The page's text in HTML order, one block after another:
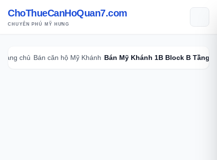
ChoThueCanHoQuan7.com
CHUYÊN PHÚ MỸ HƯNG
Trang chủ Bán căn hộ Mỹ Khánh Bán Mỹ Khánh 1B Block B Tầng